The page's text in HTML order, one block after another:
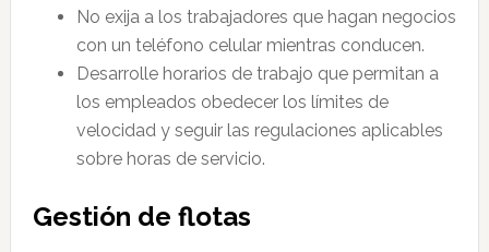
No exija a los trabajadores que hagan negocios
con un teléfono celular mientras conducen.
Desarrolle horarios de trabajo que permitan a
los empleados obedecer los límites de
velocidad y seguir las regulaciones aplicables
sobre horas de servicio.
Gestión de flotas